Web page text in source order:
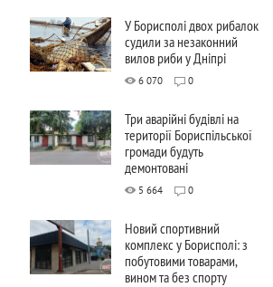
У Борисполі двох рибалок
судили за незаконний
вилов риби у Дніпрі
6 070 0
Три аварійні будівлі на
території Бориспільської
громади будуть
демонтовані
5 664 0
Новий спортивний
комплекс у Борисполі: з
побутовими товарами,
вином та без спорту